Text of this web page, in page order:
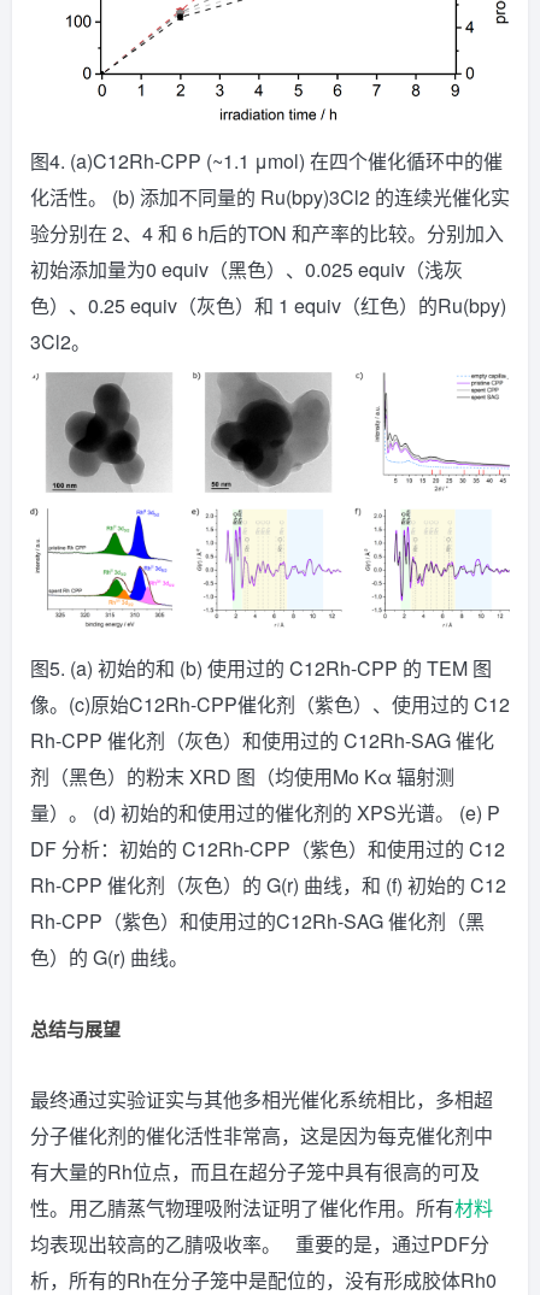
图4. (a)C12Rh-CPP (~1.1 μmol) 在四个催化循环中的催
化活性。 (b) 添加不同量的 Ru(bpy)3Cl2 的连续光催化实
验分别在 2、4 和 6 h后的TON 和产率的比较。分别加入
初始添加量为0 equiv（黑色）、0.025 equiv（浅灰
色）、0.25 equiv（灰色）和 1 equiv（红色）的Ru(bpy)
3Cl2。
图5. (a) 初始的和 (b) 使用过的 C12Rh-CPP 的 TEM 图
像。(c)原始C12Rh-CPP催化剂（紫色）、使用过的 C12
Rh-CPP 催化剂（灰色）和使用过的 C12Rh-SAG 催化
剂（黑色）的粉末 XRD 图（均使用Mo Kα 辐射测
量）。 (d) 初始的和使用过的催化剂的 XPS光谱。 (e) P
DF 分析：初始的 C12Rh-CPP（紫色）和使用过的 C12
Rh-CPP 催化剂（灰色）的 G(r) 曲线，和 (f) 初始的 C12
Rh-CPP（紫色）和使用过的C12Rh-SAG 催化剂（黑
色）的 G(r) 曲线。
总结与展望
最终通过实验证实与其他多相光催化系统相比，多相超
分子催化剂的催化活性非常高，这是因为每克催化剂中
有大量的Rh位点，而且在超分子笼中具有很高的可及
性。用乙腈蒸气物理吸附法证明了催化作用。所有材料
均表现出较高的乙腈吸收率。 重要的是，通过PDF分
析，所有的Rh在分子笼中是配位的，没有形成胶体Rh0